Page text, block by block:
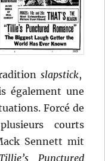
slapstick,
également une
Forcé de
courts
Sennett mit
Punctured